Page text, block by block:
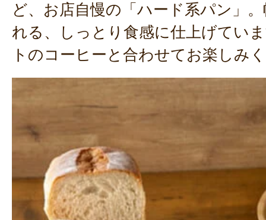
ど、お店自慢の「ハード系パン」
れる、しっとり食感に仕上げてい
トのコーヒーと合わせてお楽しみ